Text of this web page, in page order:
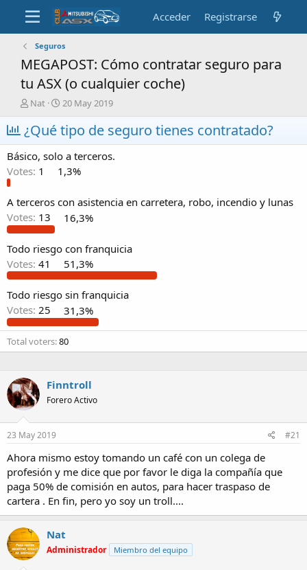
Acceder Registrarse
Seguros
MEGAPOST: Cómo contratar seguro para
tu ASX (o cualquier coche)
A
u
t
o
r
Nat
F
e
c
h
d
e
n
o
20 May 2019
¿Qué tipo de seguro tienes contratado?
Básico, solo a terceros.
Votes: 1 1,3%
A terceros con asistencia en carretera, robo, incendio y lunas
Votes: 13 16,3%
Todo riesgo con franquicia
Votes: 41 51,3%
Todo riesgo sin franquicia
Votes: 25 31,3%
Total voters 80
Finntroll
Forero Activo
23 May 2019 #21
Ahora mismo estoy tomando un café con un colega de
profesión y me dice que por favor le diga la compañía que
paga 50% de comisión en autos, para hacer traspaso de
cartera . En fin, pero yo soy un troll....
Nat
Administrador Miembro del equipo